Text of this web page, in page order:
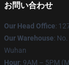
お問い合わせ
Our Head Office:
Our Warehouse:
Wuhan
Hour: 9AM – 5PM